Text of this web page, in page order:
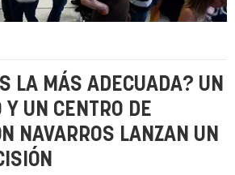
LA MÁS ADECUADA? UN
Y UN CENTRO DE
NAVARROS LANZAN UN